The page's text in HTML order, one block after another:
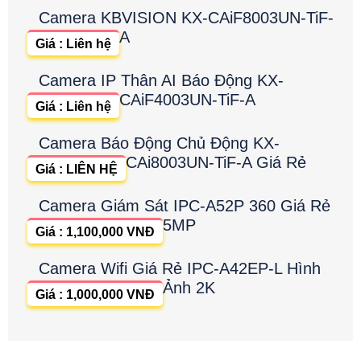
Camera KBVISION KX-CAiF8003UN-TiF-
A
Giá : Liên hệ
Camera IP Thân AI Báo Động KX-
CAiF4003UN-TiF-A
Giá : Liên hệ
Camera Báo Động Chủ Động KX-
CAi8003UN-TiF-A Giá Rẻ
Giá : LIÊN HỆ
Camera Giám Sát IPC-A52P 360 Giá Rẻ
5MP
Giá : 1,100,000 VNĐ
Camera Wifi Giá Rẻ IPC-A42EP-L Hình
Ảnh 2K
Giá : 1,000,000 VNĐ